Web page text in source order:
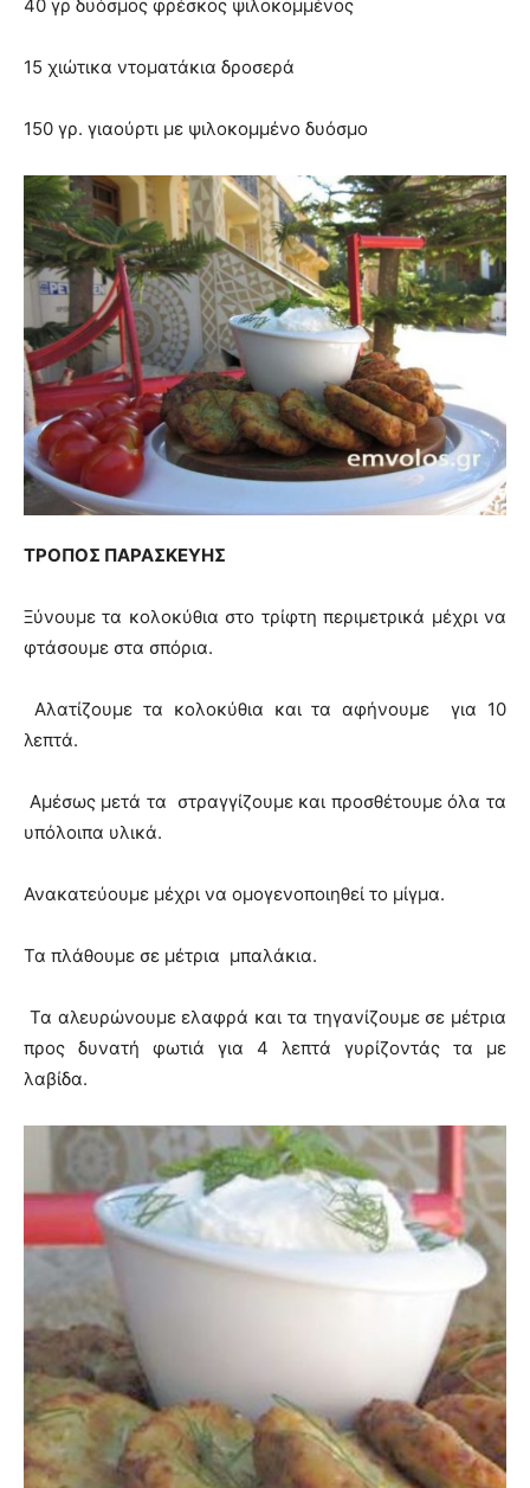
40 γρ δυόσμος φρέσκος ψιλοκομμένος
15 χιώτικα ντοματάκια δροσερά
150 γρ. γιαούρτι με ψιλοκομμένο δυόσμο
ΤΡΟΠΟΣ ΠΑΡΑΣΚΕΥΗΣ
Ξύνουμε τα κολοκύθια στο τρίφτη περιμετρικά μέχρι να
φτάσουμε στα σπόρια.
Αλατίζουμε τα κολοκύθια και τα αφήνουμε για 10
λεπτά.
Αμέσως μετά τα στραγγίζουμε και προσθέτουμε όλα τα
υπόλοιπα υλικά.
Ανακατεύουμε μέχρι να ομογενοποιηθεί το μίγμα.
Τα πλάθουμε σε μέτρια μπαλάκια.
Τα αλευρώνουμε ελαφρά και τα τηγανίζουμε σε μέτρια
προς δυνατή φωτιά για 4 λεπτά γυρίζοντάς τα με
λαβίδα.